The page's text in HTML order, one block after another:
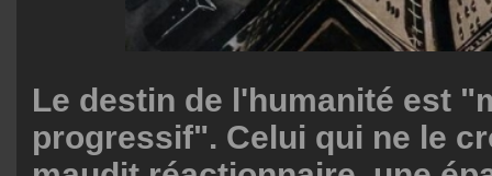
Le destin de l'humanité est
progressif". Celui qui ne le